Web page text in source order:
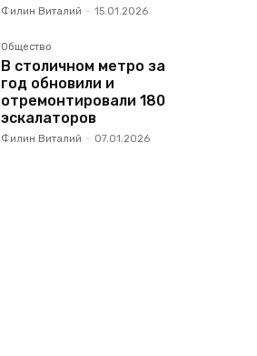
Филин Виталий - 15.01.2026
Общество
В столичном метро за
год обновили и
отремонтировали 180
эскалаторов
Филин Виталий - 07.01.2026